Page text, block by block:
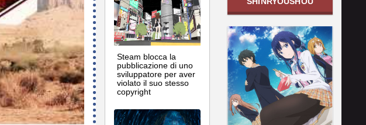
Steam blocca la
pubblicazione di uno
sviluppatore per aver
violato il suo stesso
copyright